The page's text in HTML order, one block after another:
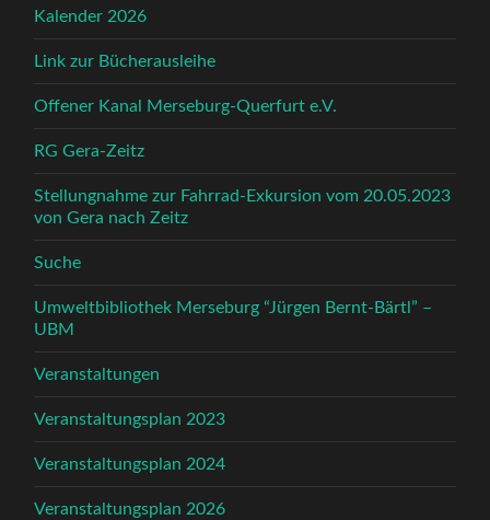
Kalender 2026
Link zur Bücherausleihe
Offener Kanal Merseburg-Querfurt e.V.
RG Gera-Zeitz
Stellungnahme zur Fahrrad-Exkursion vom 20.05.2023
von Gera nach Zeitz
Suche
Umweltbibliothek Merseburg “Jürgen Bernt-Bärtl” –
UBM
Veranstaltungen
Veranstaltungsplan 2023
Veranstaltungsplan 2024
Veranstaltungsplan 2026